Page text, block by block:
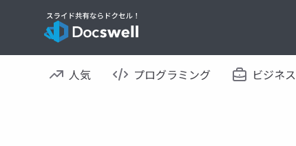
人気 プログラミング ビジネス